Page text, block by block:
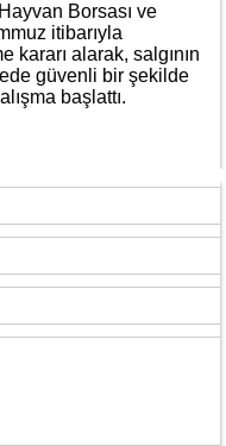
Borsası ve
itibarıyla
alarak, salgının
güvenli bir şekilde
başlattı.